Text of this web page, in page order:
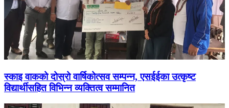
स्काइ वाकको दोस्रो वार्षिकोत्सव सम्पन्न, एसईईका उत्कृष्ट
विद्यार्थीसहित विभिन्न व्यक्तित्व सम्मानित